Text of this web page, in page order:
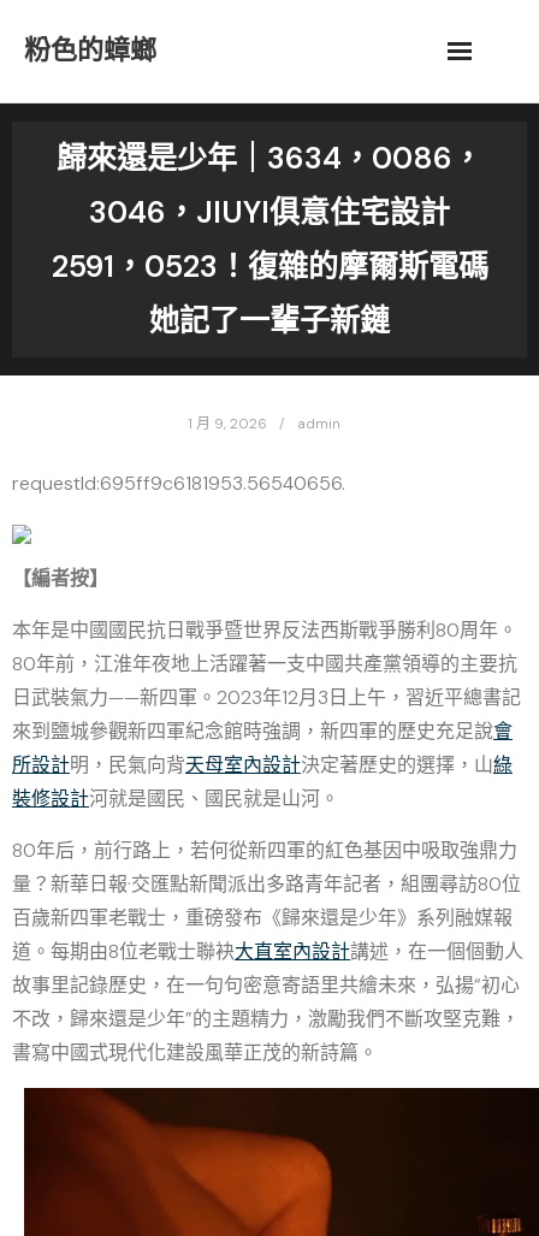
粉色的蟑螂
歸來還是少年｜3634，0086，
3046，JIUYI俱意住宅設計
2591，0523！復雜的摩爾斯電碼
她記了一輩子新鏈
1 月 9, 2026 admin
requestId:695ff9c6181953.56540656.
【編者按】
本年是中國國民抗日戰爭暨世界反法西斯戰爭勝利80周年。
80年前，江淮年夜地上活躍著一支中國共產黨領導的主要抗
日武裝氣力——新四軍。2023年12月3日上午，習近平總書記
來到鹽城參觀新四軍紀念館時強調，新四軍的歷史充足說會
所設計明，民氣向背天母室內設計決定著歷史的選擇，山綠
裝修設計河就是國民、國民就是山河。
80年后，前行路上，若何從新四軍的紅色基因中吸取強鼎力
量？新華日報·交匯點新聞派出多路青年記者，組團尋訪80位
百歲新四軍老戰士，重磅發布《歸來還是少年》系列融媒報
道。每期由8位老戰士聯袂大直室內設計講述，在一個個動人
故事里記錄歷史，在一句句密意寄語里共繪未來，弘揚“初心
不改，歸來還是少年”的主題精力，激勵我們不斷攻堅克難，
書寫中國式現代化建設風華正茂的新詩篇。